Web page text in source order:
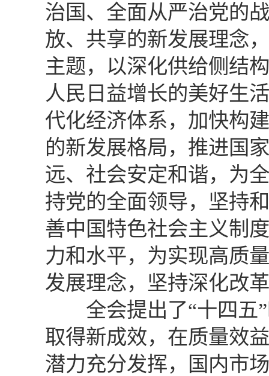
治国、全面从严治党的
放、共享的新发展理念
主题，以深化供给侧结
人民日益增长的美好生
代化经济体系，加快构
的新发展格局，推进国
远、社会安定和谐，为
持党的全面领导，坚持
善中国特色社会主义制
力和水平，为实现高质
发展理念，坚持深化改
全会提出了“十四五”
取得新成效，在质量效
潜力充分发挥，国内市